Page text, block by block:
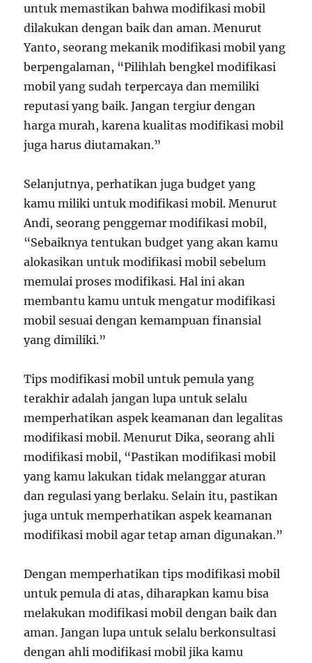
untuk memastikan bahwa modifikasi mobil
dilakukan dengan baik dan aman. Menurut
Yanto, seorang mekanik modifikasi mobil yang
berpengalaman, “Pilihlah bengkel modifikasi
mobil yang sudah terpercaya dan memiliki
reputasi yang baik. Jangan tergiur dengan
harga murah, karena kualitas modifikasi mobil
juga harus diutamakan.”
Selanjutnya, perhatikan juga budget yang
kamu miliki untuk modifikasi mobil. Menurut
Andi, seorang penggemar modifikasi mobil,
“Sebaiknya tentukan budget yang akan kamu
alokasikan untuk modifikasi mobil sebelum
memulai proses modifikasi. Hal ini akan
membantu kamu untuk mengatur modifikasi
mobil sesuai dengan kemampuan finansial
yang dimiliki.”
Tips modifikasi mobil untuk pemula yang
terakhir adalah jangan lupa untuk selalu
memperhatikan aspek keamanan dan legalitas
modifikasi mobil. Menurut Dika, seorang ahli
modifikasi mobil, “Pastikan modifikasi mobil
yang kamu lakukan tidak melanggar aturan
dan regulasi yang berlaku. Selain itu, pastikan
juga untuk memperhatikan aspek keamanan
modifikasi mobil agar tetap aman digunakan.”
Dengan memperhatikan tips modifikasi mobil
untuk pemula di atas, diharapkan kamu bisa
melakukan modifikasi mobil dengan baik dan
aman. Jangan lupa untuk selalu berkonsultasi
dengan ahli modifikasi mobil jika kamu